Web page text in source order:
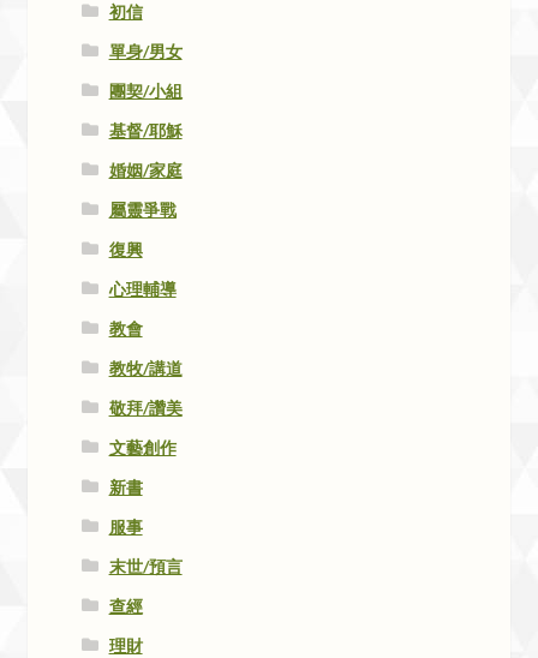
初信
單身/男女
團契/小組
基督/耶穌
婚姻/家庭
屬靈爭戰
復興
心理輔導
教會
教牧/講道
敬拜/讚美
文藝創作
新書
服事
末世/預言
查經
理財